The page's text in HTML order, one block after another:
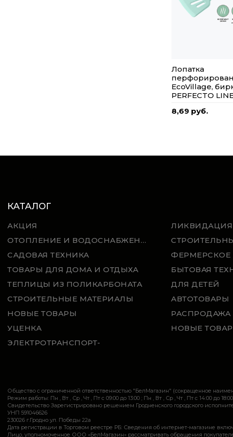
Лопатка
EcoVillage,
PERFECTO
8,69 руб.
КАТАЛОГ
АКЦИЯ
ЛИКВИДАЦИЯ
ОТОПЛЕНИЕ И ВОДОСНАБЖЕНИЕ
САДОВАЯ ТЕХНИКА
ТОВАРЫ ДЛЯ ДОМА И ОТДЫХА
БЫТОВАЯ
ТЕПЛИЦЫ ИЗ ПОЛИКАРБОНАТА
ДЛЯ ДЕТЕЙ
СТРОИТЕЛЬНЫЕ МАТЕРИАЛЫ
АВТОТОВАРЫ
НОВЫЕ ТОВАРЫ
РАСПРОДАЖА
УЦЕНКА
НОВЫЕ
ЭЛЕКТРОТРАНСПОРТ-
Общество с ограниченной ответственностью "БелМагазин" (сокращенное
Режим работы: Пн , Вт , Ср , Чт , Пт c 09:00 до 13:00 ; Пн , Вт , Ср , Чт , Пт c 14:00 до
Свидетельство Зарегистрировано решением Гродненского городского
УНП 591046626
230026 г.Гродно ул. Победы 22а
Дата регистрации в Торговом реестре РБ: Сведения об интернет-магазине
Лицо, уполномоченное ООО «БелМагазин» рассматривать обращения